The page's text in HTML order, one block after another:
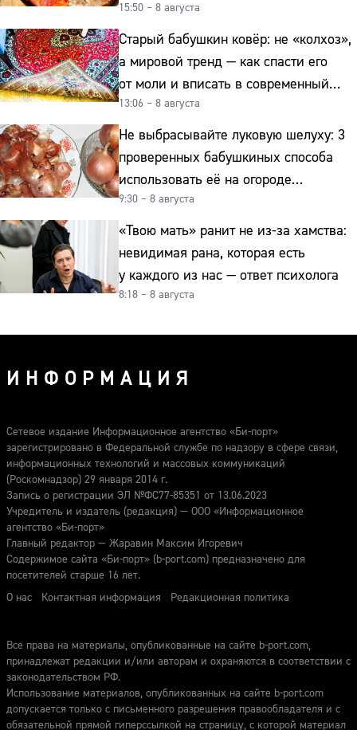
копейки
15:50 – 8 августа
Старый бабушкин ковёр: не «колхоз»,
а мировой тренд — как спасти его
от моли и вписать в современный
интерьер
13:06 – 8 августа
Не выбрасывайте луковую шелуху: 3
проверенных бабушкиных способа
использовать её на огороде
и для здоровья этой зимой
9:30 – 8 августа
«Твою мать» ранит не из-за хамства:
невидимая рана, которая есть
у каждого из нас — ответ психолога
8:18 – 8 августа
ИНФОРМАЦИЯ
Сетевое издание Информационное агентство «Би-порт»
зарегистрировано в Федеральной службе по надзору в сфере связи,
информационных технологий и массовых коммуникаций
(Роскомнадзор) 29 января 2014 г.
Запись о регистрации ЭЛ №ФС77-85351 от 13.06.2023
Учредитель и издатель (редакция) — ООО «Информационное
агентство «Би-порт»
Главный редактор — Жаравин Максим Игоревич
Содержимое сайта «Би-порт» (b-port.com) предназначено для
посетителей старше 16 лет.
О нас
Контактная информация Редакционная политика
Все права на материалы, опубликованные на сайте b-port.com,
принадлежат редакции и/или авторам и охраняются в соответствии с
законодательством РФ.
Использование материалов, опубликованных на сайте b-port.com
допускается только с письменного разрешения правообладателя и с
обязательной прямой гиперссылкой на страницу, с которой материал